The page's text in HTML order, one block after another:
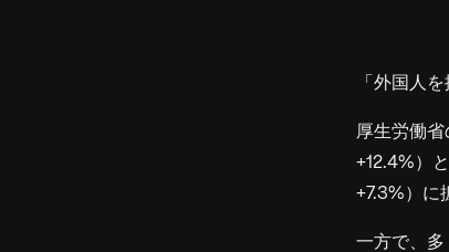
「外国人
厚生労働
+12.4%）
+7.3%）に
一方で、多